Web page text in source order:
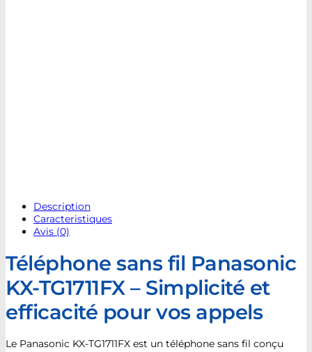
Description
Caracteristiques
Avis (0)
Téléphone sans fil Panasonic
KX-TG1711FX – Simplicité et
efficacité pour vos appels
Le Panasonic KX-TG1711FX est un téléphone sans fil conçu